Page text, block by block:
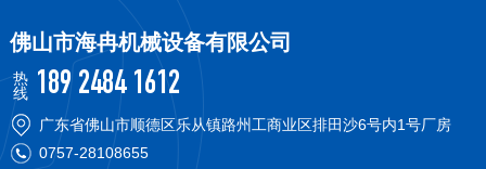
佛山市海冉机械设备有限公司
热
线 189 2484 1612
广东省佛山市顺德区乐从镇路州工商业区排田沙6号内1号厂房
0757-28108655